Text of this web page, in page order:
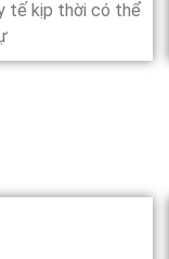
tế kịp thời có thể